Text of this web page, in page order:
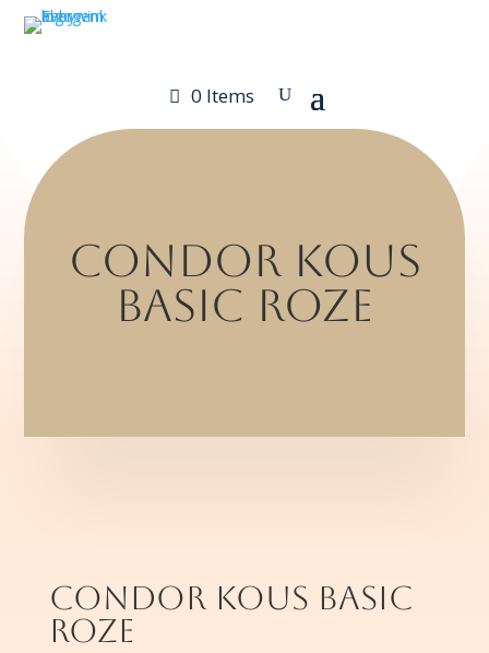
0 Items
condor kous
basic roze
condor kous basic
roze